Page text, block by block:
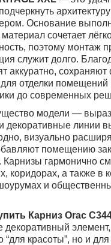
Основание
сочетает
поэтому монтаж
служит долго.
аккуратно,
отделки помещений
до современных
модели —
декоративные линии
визуально
помещению
гармонично
коридорах, а также в
и
Карниз Orac
декоративный
“для красоты”, но и